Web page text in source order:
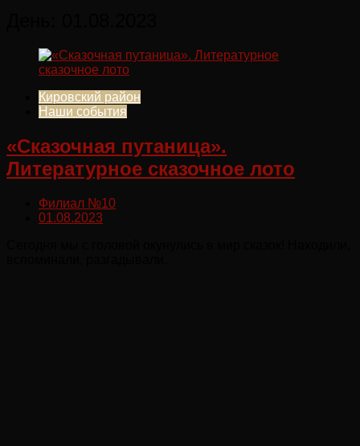
Кировский район
Наши события
«Сказочная путаница».
Литературное сказочное лото
Филиал №10
01.08.2023